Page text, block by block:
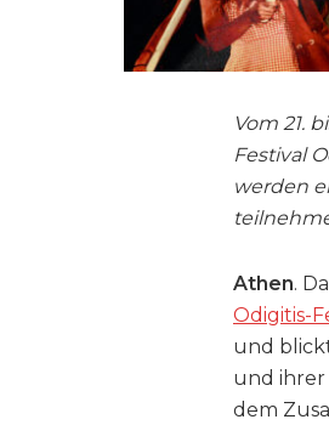
Vom 21.
Festival
werden
Athen.
Odigitis-
und
und
dem